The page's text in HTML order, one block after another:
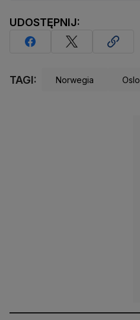
UDOSTĘPNIJ:
TAGI: Norwegia Oslo